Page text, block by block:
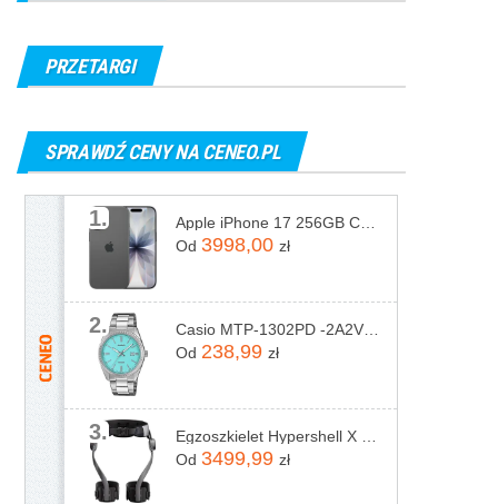
PRZETARGI
SPRAWDŹ CENY NA CENEO.PL
1.
Apple iPhone 17 256GB Czarny
Od 3998,00 zł
2.
Casio MTP-1302PD -2A2VEF
Od 238,99 zł
3.
Egzoszkielet Hypershell X Pro
Od 3499,99 zł